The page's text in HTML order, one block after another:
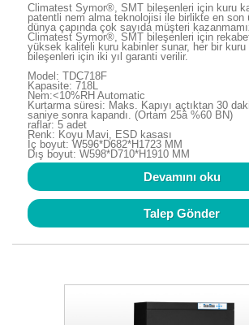
Climatest Symor®, SMT bileşenleri için kuru
patentli nem alma teknolojisi ile birlikte en son
dünya çapında çok sayıda müşteri
Climatest Symor®, SMT bileşenleri için
yüksek kaliteli kuru kabinler sunar, her bir
bileşenleri için iki yıl garanti verilir.
Model: TDC718F
Kapasite: 718L
Nem:<10%RH Automatic
Kurtarma süresi: Maks. Kapıyı açtıktan 30
saniye sonra kapandı. (Ortam 25â %60 BN)
raflar: 5 adet
Renk: Koyu Mavi, ESD kasası
İç boyut: W596*D682*H1723 MM
Dış boyut: W598*D710*H1910 MM
Devamını oku
Talep Gönder